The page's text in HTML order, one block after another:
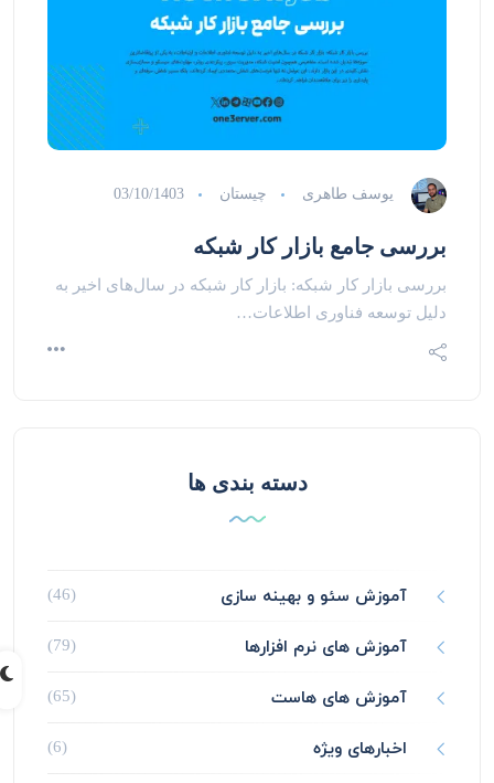
یوسف طاهری چیستان 03/10/1403
بررسی جامع بازار کار شبکه
بررسی بازار کار شبکه: بازار کار شبکه در سال‌های اخیر به
دلیل توسعه فناوری اطلاعات…
دسته بندی ها
آموزش سئو و بهینه سازی
آموزش های نرم افزارها
آموزش های هاست
اخبارهای ویژه